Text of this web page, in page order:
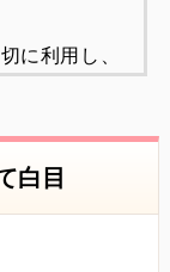
に利用し、
白目